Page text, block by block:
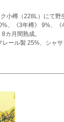
小樽（228L）にて
、《3年樽》 9%、《
カ月間熟成。
レール製 25%、シャ